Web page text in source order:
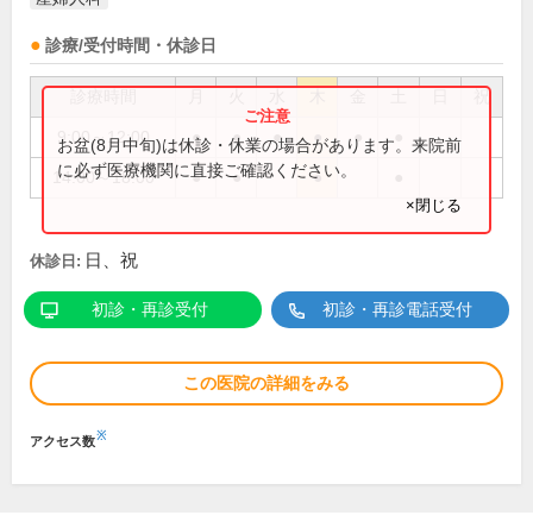
診療/受付時間・休診日
祝
9:00～12:00 ● ● ● ● ●
14:00～18:00 ● ● ●
お盆(8月中旬)は休診・休業の場合があります。来院前
に必ず医療機関に直接ご確認ください。
×閉じる
休診日: 日、祝
初診・再診受付 初診・再診電話受付
この医院の詳細をみる
アクセス数※